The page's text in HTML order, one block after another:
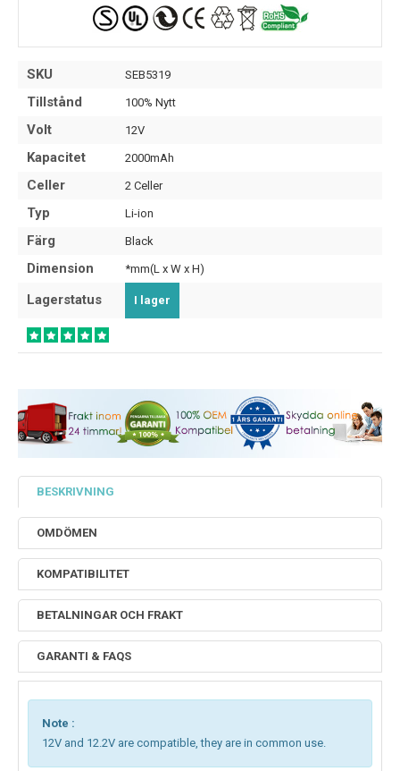
SKU SEB5319
Tillstånd 100% Nytt
Volt 12V
Kapacitet 2000mAh
Celler 2 Celler
Typ Li-ion
Färg Black
Dimension *mm(L x W x H)
Lagerstatus I lager
BESKRIVNING
OMDÖMEN
KOMPATIBILITET
BETALNINGAR OCH FRAKT
GARANTI & FAQS
Note :
12V and 12.2V are compatible, they are in common use.